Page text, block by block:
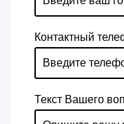
Контактный
Текст Вашего